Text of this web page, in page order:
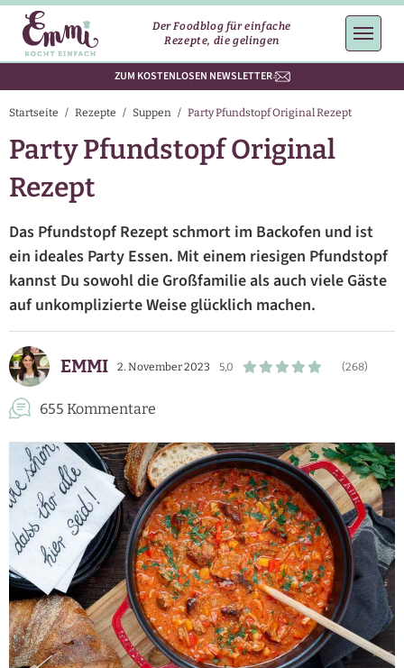
Der Foodblog für einfache
Rezepte, die gelingen
ZUM KOSTENLOSEN NEWSLETTER
Startseite / Rezepte / Suppen / Party Pfundstopf Original Rezept
Party Pfundstopf Original
Rezept
Das Pfundstopf Rezept schmort im Backofen und ist
ein ideales Party Essen. Mit einem riesigen Pfundstopf
kannst Du sowohl die Großfamilie als auch viele Gäste
auf unkomplizierte Weise glücklich machen.
EMMI 2. November 2023 5,0 (268)
655 Kommentare